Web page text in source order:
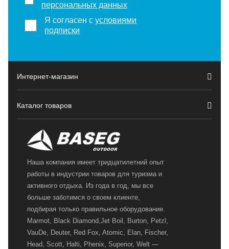
персональных данных
Я согласен сусловиями
подписки
Интернет-магазин
Каталог товаров
Наша компания имеет тридцатилетний опыт
работы в индустрии товаров для туризма и
активного отдыха. Из года в год, мы все
больше заботимся о своем клиенте,
подбирая только правильное оборудование.
Marmot, Black Diamond,Jet Boil, Burton, Petzl,
VauDe, Deuter, Red Fox, Atomic, Elan, Fischer,
Head, Scott, Halti, Phenix, Superior, Welt —